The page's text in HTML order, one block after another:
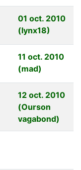
01 oct. 2010
(lynx18)
11 oct. 2010
(mad)
12 oct. 2010
(Ourson
vagabond)